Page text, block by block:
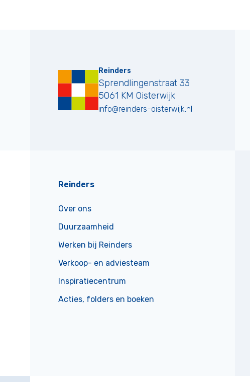
Reinders
Sprendlingenstraat 33
5061 KM Oisterwijk
info@reinders-oisterwijk.nl
Reinders
Over ons
Duurzaamheid
Werken bij Reinders
Verkoop- en adviesteam
Inspiratiecentrum
Acties, folders en boeken